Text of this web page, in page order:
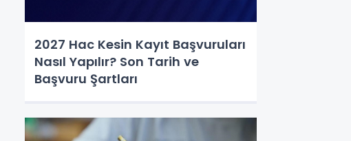
2027 Hac Kesin Kayıt Başvuruları
Nasıl Yapılır? Son Tarih ve
Başvuru Şartları